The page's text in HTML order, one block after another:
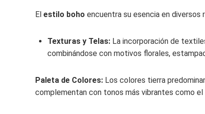
El estilo boho encuentra su esencia en
Texturas y Telas: La incorporación de
combinándose con motivos florales,
Paleta de Colores: Los colores tierra
complementan con tonos más vibrantes como el